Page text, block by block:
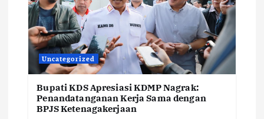
Uncategorized
Bupati KDS Apresiasi KDMP Nagrak:
Penandatanganan Kerja Sama dengan
BPJS Ketenagakerjaan